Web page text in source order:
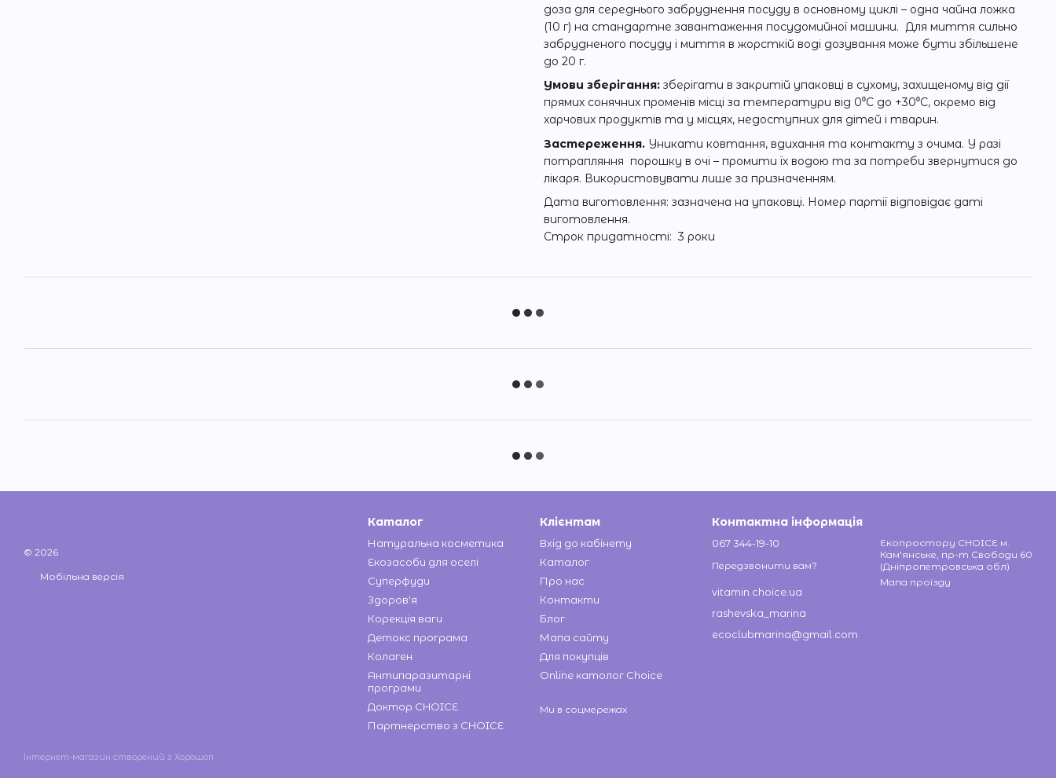
доза для середнього забруднення посуду в основному циклі – одна чайна ложка
(10 г) на стандартне завантаження посудомийної машини. Для миття сильно
забрудненого посуду і миття в жорсткій воді дозування може бути збільшене
до 20 г.
Умови зберігання: зберігати в закритій упаковці в сухому, захищеному від дії
прямих сонячних променів місці за температури від 0⁰C до +30⁰C, окремо від
харчових продуктів та у місцях, недоступних для дітей і тварин.
Застереження. Уникати ковтання, вдихання та контакту з очима. У разі
потрапляння порошку в очі – промити їх водою та за потреби звернутися до
лікаря. Використовувати лише за призначенням.
Дата виготовлення: зазначена на упаковці. Номер партії відповідає даті
виготовлення.
Строк придатності: 3 роки
© 2026
Мобільна версія
Інтернет-магазин створений з Хорошоп
Каталог
Натуральна косметика
Екозасоби для оселі
Cуперфуди
Здоров'я
Корекція ваги
Детокс програма
Колаген
Антипаразитарні
програми
Доктор CHOICE
Партнерство з CHOICE
Клієнтам
Вхід до кабінету
Каталог
Про нас
Контакти
Блог
Мапа сайту
Для покупців
Online католог Choice
Ми в соцмережах
Контактна інформація
067 344-19-10
Передзвонити вам?
vitamin.choice.ua
rashevska_marina
ecoclubmarina@gmail.com
Екопростору CHOICE м.
Кам'янське, пр-т Свободи 60
(Дніпропетровська обл)
Мапа проїзду